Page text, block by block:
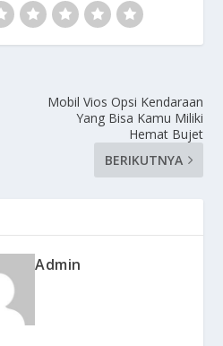
Mobil Vios Opsi Kendaraan
Yang Bisa Kamu Miliki
Hemat Bujet
BERIKUTNYA
Admin